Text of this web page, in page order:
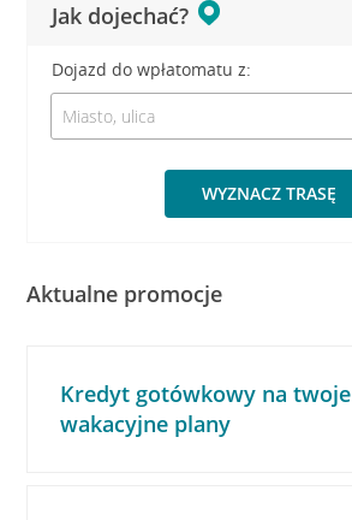
Jak dojechać?
Dojazd do wpłatomatu z:
WYZNACZ TRASĘ
Aktualne promocje
Kredyt gotówkowy na twoje
wakacyjne plany